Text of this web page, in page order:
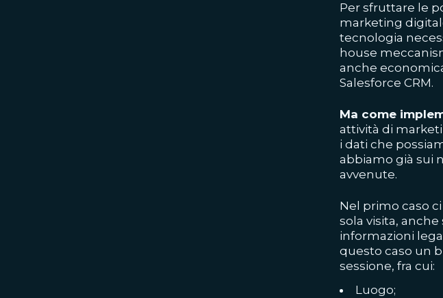
Per sfruttare le
marketing
tecnologia
house
anche
Salesforce CRM.
Ma come
attività di
i dati che
abbiamo già sui
avvenute.
Nel primo caso
sola visita,
informazioni
questo caso un
sessione, fra cui:
Luogo;